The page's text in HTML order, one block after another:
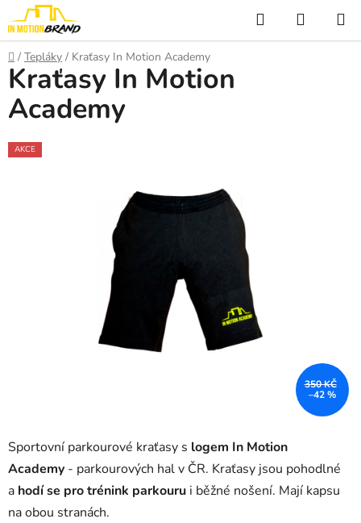
Přejít
na
obsah
Hledat
KOŠÍK
Domů
/ Tepláky / Kraťasy In Motion Academy
Sportovní parkourové kraťasy s logem In Motion
Academy - parkourových hal v ČR. Kraťasy jsou pohodlné
a hodí se pro trénink parkouru i běžné nošení. Mají kapsu
na obou stranách.
Kraťasy In Motion
Academy
AKCE
350 KČ
–42 %